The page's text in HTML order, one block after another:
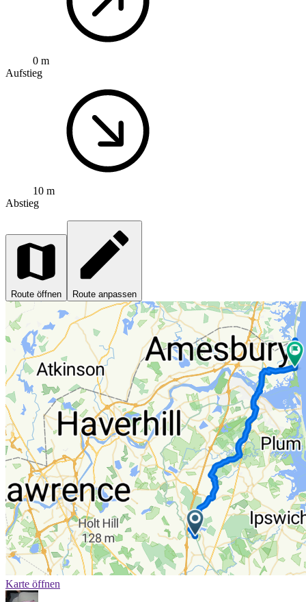
0 m
Aufstieg
10 m
Abstieg
Route öffnen Route anpassen
Karte öffnen